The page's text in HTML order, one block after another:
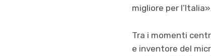
migliore per
Tra i momenti
e inventore del